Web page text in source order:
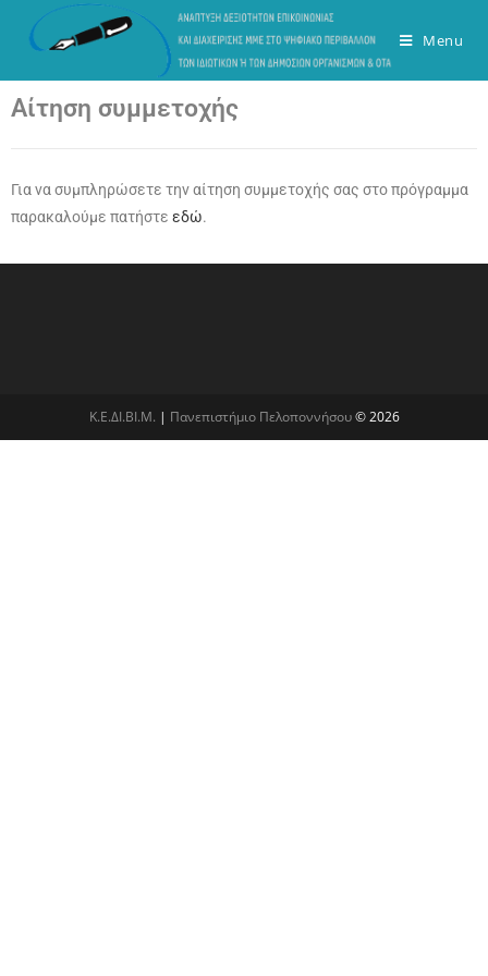
Menu
Αίτηση συμμετοχής
Για να συμπληρώσετε την αίτηση συμμετοχής σας στο πρόγραμμα
παρακαλούμε πατήστε εδώ.
Κ.Ε.ΔΙ.ΒΙ.Μ. | Πανεπιστήμιο Πελοποννήσου© 2026